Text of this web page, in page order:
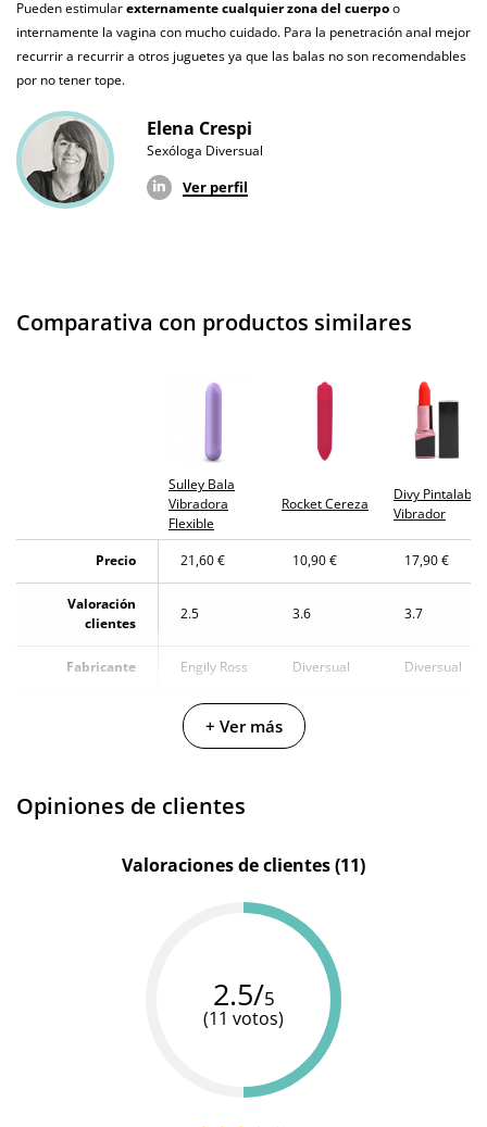
Producto
vegano
animales
Envío discreto Paquete discreto y sin distintivos
Garantías
Pueden estimularexternamente cualquier zona del cuerpoo
internamente la vagina con mucho cuidado. Para la penetración anal mejor
recurrir a recurrir a otros juguetes ya que las balas no son recomendables
por no tener tope.
Elena Crespi
Sexóloga Diversual
Ver perfil
Comparativa con productos similares
Sulley Bala
Vibradora
Flexible
Rocket Cereza
Divy
Vibrador
Precio 21,60 € 10,90 € 17,90 €
Valoración
clientes
2.5 3.6 3.7
Fabricante Engily Ross Diversual Diversual
Lila -
Materiales Silicona
Longitud total 9.5 cm 9.5 cm
2 cm
Cargador
USB
Pila 1 x
+ Ver más
Opiniones de clientes
Valoraciones de clientes (11)
2.5/5
(11 votos)